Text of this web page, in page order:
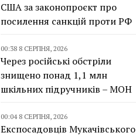
США за законопроєкт про
посилення санкцій проти РФ
00:38 8 СЕРПНЯ, 2026
Через російські обстріли
знищено понад 1,1 млн
шкільних підручників – МОН
00:04 8 СЕРПНЯ, 2026
Експосадовців Мукачівського